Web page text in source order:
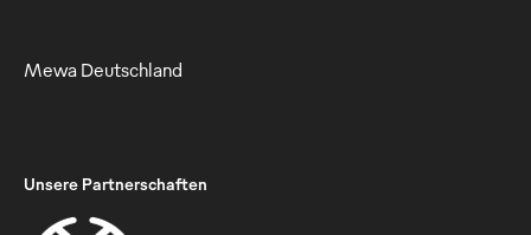
Mewa Deutschland
Unsere Partnerschaften